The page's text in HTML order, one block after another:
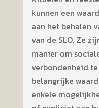
kunnen een
aan het behalen
van de SLO. Ze
manier om
verbondenheid
belangrijke
enkele